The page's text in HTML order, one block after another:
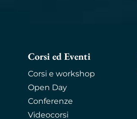
Corsi ed Eventi
Corsi e workshop
Open Day
Conferenze
Videocorsi